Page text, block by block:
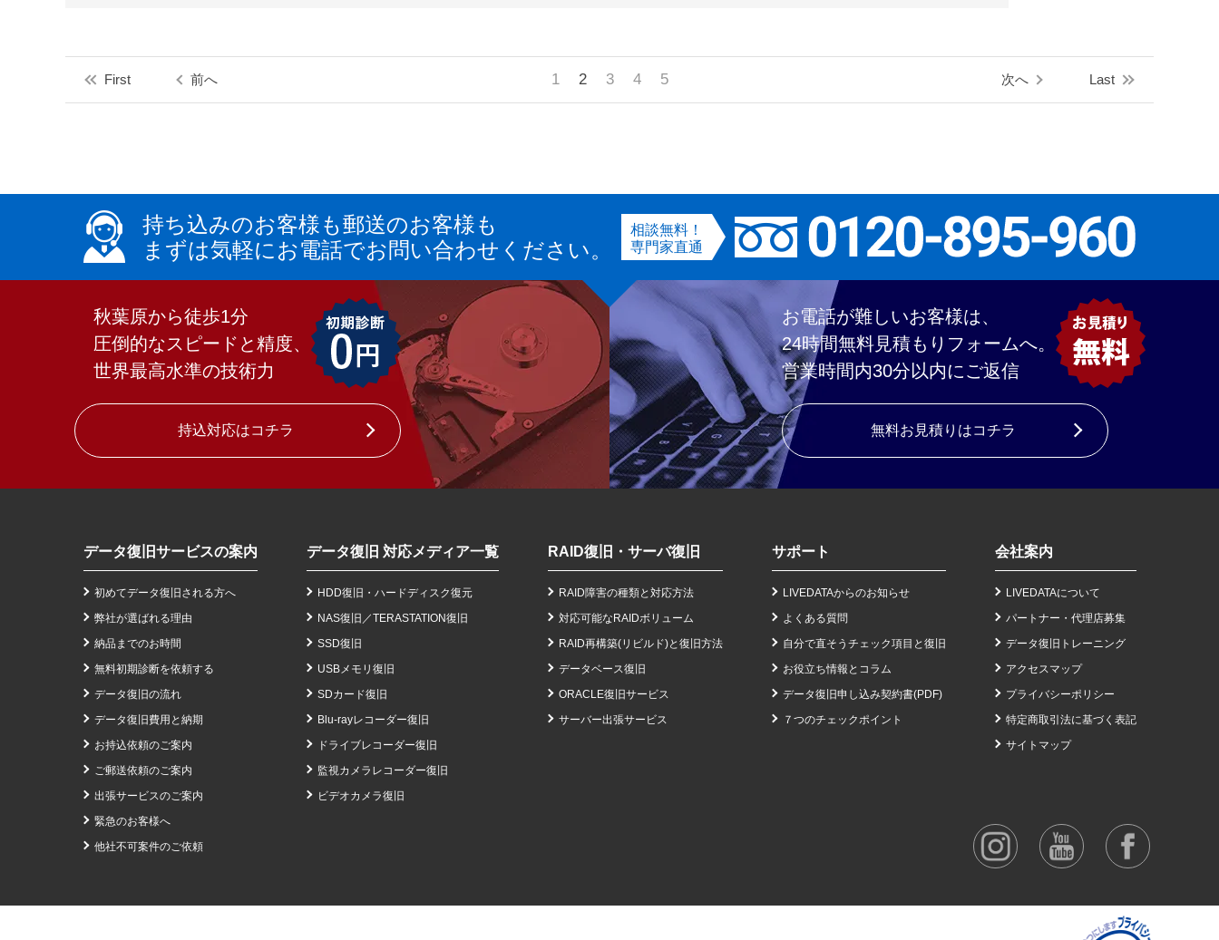
First 前へ 1 2 3 4 5 次へ Last
持ち込みのお客様も郵送のお客様も
まずは気軽にお電話でお問い合わせください。
相談無料！
専門家直通
秋葉原から徒歩1分
圧倒的なスピードと精度、
世界最高水準の技術力
持込対応はコチラ
お電話が難しいお客様は、
24時間無料見積もりフォームへ。
営業時間内30分以内にご返信
無料お見積りはコチラ
データ復旧サービスの案内
初めてデータ復旧される方へ
弊社が選ばれる理由
納品までのお時間
無料初期診断を依頼する
データ復旧の流れ
データ復旧費用と納期
お持込依頼のご案内
ご郵送依頼のご案内
出張サービスのご案内
緊急のお客様へ
他社不可案件のご依頼
データ復旧 対応メディア一覧
HDD復旧・ハードディスク復元
NAS復旧 ／TERASTATION復旧
SSD復旧
USBメモリ復旧
SDカード復旧
Blu-rayレコーダー復旧
ドライブレコーダー復旧
監視カメラレコーダー復旧
ビデオカメラ復旧
RAID復旧・サーバ復旧
RAID障害の種類と対応方法
対応可能なRAIDボリューム
RAID再構築(リビルド)と復旧方法
データベース復旧
ORACLE復旧サービス
サーバー出張サービス
サポート
LIVEDATAからのお知らせ
よくある質問
自分で直そうチェック項目と復旧
お役立ち情報とコラム
データ復旧申し込み契約書(PDF)
７つのチェックポイント
会社案内
LIVEDATAについて
パートナー・代理店募集
データ復旧トレーニング
アクセスマップ
プライバシーポリシー
特定商取引法に基づく表記
サイトマップ